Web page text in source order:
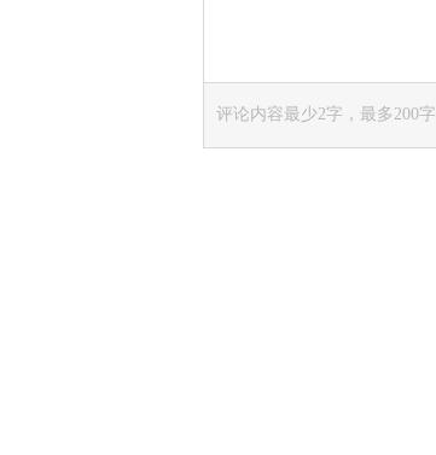
评论内容最少2字，最多200字